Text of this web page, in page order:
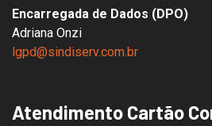
Encarregada de Dados (DPO)
Adriana Onzi
lgpd@sindiserv.com.br
Atendimento Cartão